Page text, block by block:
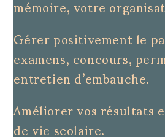
Gérer positivement le
examens, concours,
entretien d’embauche.
Améliorer vos résultats
de vie scolaire.